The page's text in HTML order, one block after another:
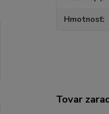
Hmotnosť
Tovar